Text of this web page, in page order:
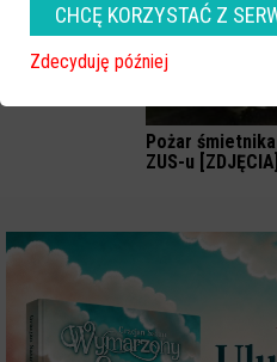
Pożar
ZUS-u [ZDJĘCIA]
CHCĘ KORZYSTAĆ Z
Zdecyduję później